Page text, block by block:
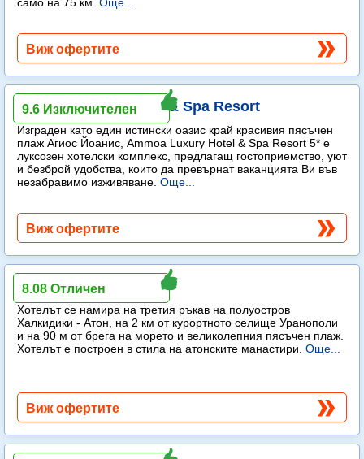
Виж офертите
Ammoa Luxury Hotel & Spa Resort
Изграден като един истински оазис край красивия пясъчен
плаж Агиос Йоанис, Ammoa Luxury Hotel & Spa Resort 5* е
луксозен хотелски комплекс, предлагащ гостоприемство, уют
и безброй удобства, които да превърнат ваканцията Ви във
незабравимо изживяване. Още...
9.6 Изключителен
Виж офертите
Akrathos Beach Hotel
Хотелът се намира на третия ръкав на полуостров
Халкидики - Атон, на 2 км от курортното селище Уранополи
и на 90 м от брега на морето и великолепния пясъчен плаж.
Хотелът е построен в стила на атонските манастири. Още...
8.08 Отличен
Виж офертите